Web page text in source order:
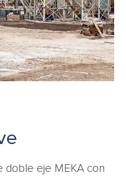
doble eje MEKA con